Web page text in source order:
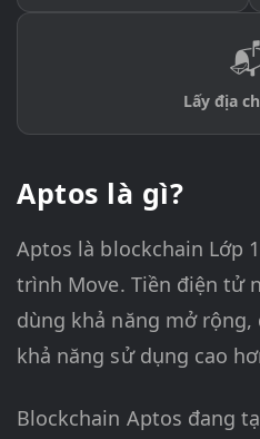
Lấy địa
Aptos là gì?
Aptos là blockchain Lớp
trình Move. Tiền điện tử
dùng khả năng mở rộng,
khả năng sử dụng cao
Blockchain Aptos đang